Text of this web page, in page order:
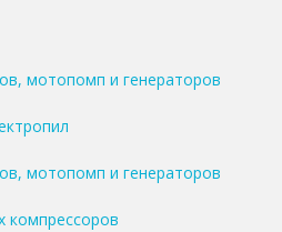
мотопомп и генераторов
мотопомп и генераторов
компрессоров